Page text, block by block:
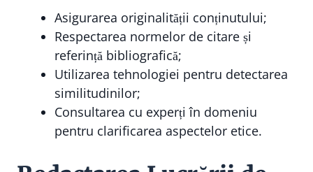
Asigurarea originalității conținutului;
Respectarea normelor de citare și
referință bibliografică;
Utilizarea tehnologiei pentru detectarea
similitudinilor;
Consultarea cu experți în domeniu
pentru clarificarea aspectelor etice.